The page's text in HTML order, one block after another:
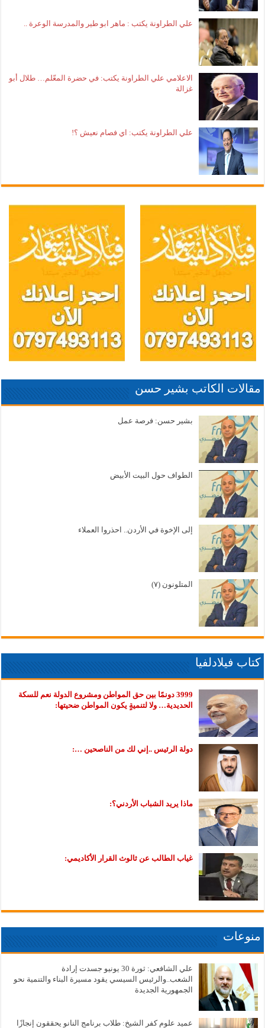
علي الطراونة يكتب : ماهر ابو طير والمدرسة الوعرة ..
الاعلامي علي الطراونة يكتب: في حضرة المعّلم… طلال أبو
غزالة
علي الطراونة يكتب: اي فصام نعيش ؟!
مقالات الكاتب بشير حسن
بشير حسن: فرصة عمل
الطواف حول البيت الأبيض
إلى الإخوة في الأردن.. احذروا العملاء
المتلونون (٧)
كتاب فيلادلفيا
3999 دونمًا بين حق المواطن ومشروع الدولة نعم للسكة
الحديدية… ولا لتنميةٍ يكون المواطن ضحيتها:
دولة الرئيس ..إني لك من الناصحين …:
ماذا يريد الشباب الأردني؟:
غياب الطالب عن ثالوث القرار الأكاديمي:
منوعات
علي الشافعي: ثورة 30 يونيو جسدت إرادة
الشعب..والرئيس السيسي يقود مسيرة البناء والتنمية نحو
الجمهورية الجديدة
عميد علوم كفر الشيخ: طلاب برنامج النانو يحققون إنجازًا